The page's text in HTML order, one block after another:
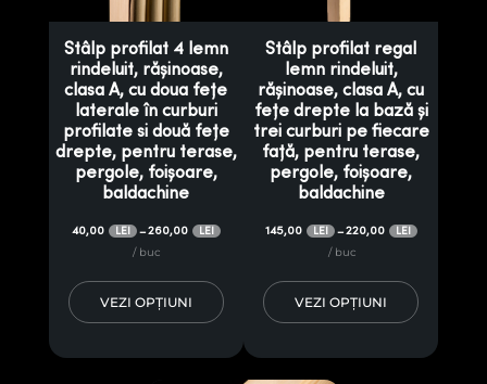
Stâlp profilat 4 lemn
rindeluit, rășinoase,
clasa A, cu doua fețe
laterale în curburi
profilate si două fețe
drepte, pentru terase,
pergole, foișoare,
baldachine
40,00 LEI –260,00 LEI
/ buc
VEZI OPȚIUNI
Stâlp profilat regal
lemn rindeluit,
rășinoase, clasa A, cu
fețe drepte la bază și
trei curburi pe fiecare
față, pentru terase,
pergole, foișoare,
baldachine
145,00 LEI –220,00 LEI
/ buc
VEZI OPȚIUNI